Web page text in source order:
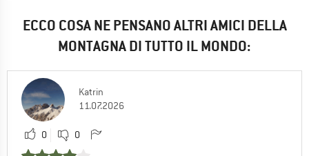
ECCO COSA NE PENSANO ALTRI AMICI DELLA
MONTAGNA DI TUTTO IL MONDO:
Katrin
11.07.2026
0 0